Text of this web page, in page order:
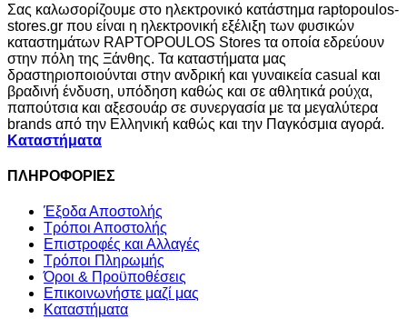
Σας καλωσορίζουμε στο ηλεκτρονικό κατάστημα raptopoulos-
stores.gr που είναι η ηλεκτρονική εξέλιξη των φυσικών
καταστημάτων RAPTOPOULOS Stores τα οποία εδρεύουν
στην πόλη της Ξάνθης. Τα καταστήματα μας
δραστηριοποιούνται στην ανδρική και γυναικεία casual και
βραδινή ένδυση, υπόδηση καθώς και σε αθλητικά ρούχα,
παπούτσια και αξεσουάρ σε συνεργασία με τα μεγαλύτερα
brands από την Ελληνική καθώς και την Παγκόσμια αγορά.
Καταστήματα
ΠΛΗΡΟΦΟΡΙΕΣ
Έξοδα Αποστολής
Τρόποι Αποστολής
Επιστροφές και Αλλαγές
Τρόποι Πληρωμής
Όροι & Προϋποθέσεις
Επικοινωνήστε μαζί μας
Καταστήματα